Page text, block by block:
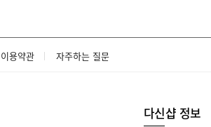
이용약관 자주하는 질문
다신샵 정보